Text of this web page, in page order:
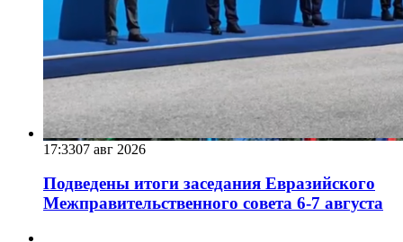
17:3307 авг 2026
Подведены итоги заседания Евразийского
Межправительственного совета 6-7 августа